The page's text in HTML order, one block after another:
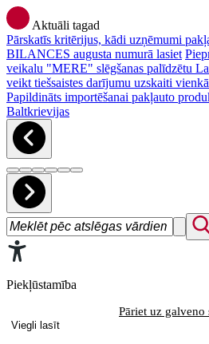
Aktuāli tagad
Pārskatīs kritērijus, kādi uzņēmumi
BILANCES augusta numurā lasiet
veikalu "MERE" slēgšanas palīdzētu
veikt tiešsaistes darījumu uzskaiti
Papildināts importēšanai pakļauto
Baltkrievijas
Piekļūstamība
Pāriet uz galveno
Viegli lasīt